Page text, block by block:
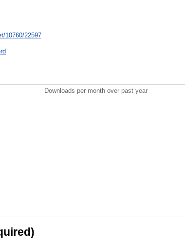
10760/22597
Downloads per month over past year